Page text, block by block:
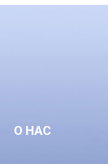
О НАС